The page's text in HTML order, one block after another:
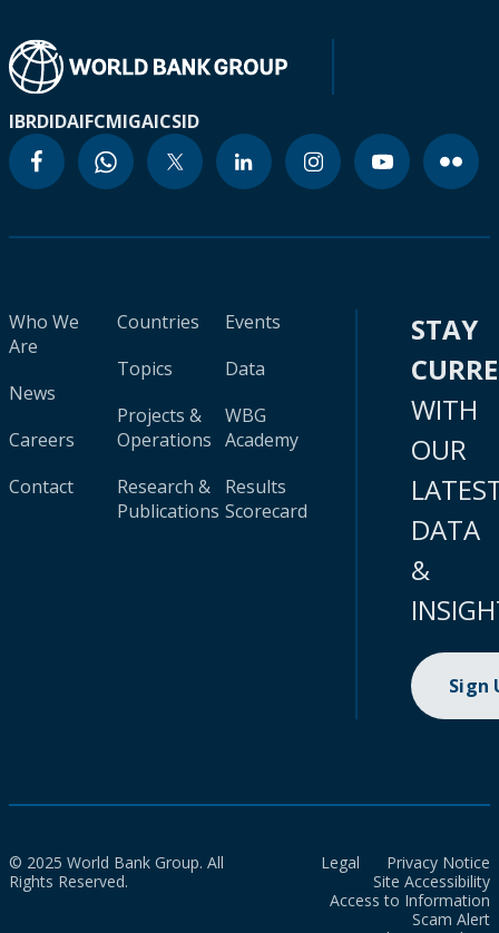
IBRDIDAIFCMIGAICSID
Who We
Are
News
Careers
Contact
Countries
Topics
Projects &
Operations
Research &
Publications
Events
Data
WBG
Academy
Results
Scorecard
STAY
WITH
OUR
DATA
&
Sign
© 2025 World Bank Group. All
Rights Reserved.
Legal
Privacy Notice
Site Accessibility
Access to Information
Scam Alert